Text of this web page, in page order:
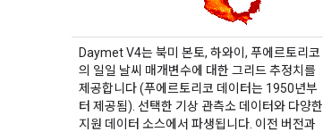
Daymet V4는 북미 본토, 하와이, 푸에르토리코
의 일일 날씨 매개변수에 대한 그리드 추정치를
제공합니다 (푸에르토리코 데이터는 1950년부
터 제공됨). 선택한 기상 관측소 데이터와 다양한
지원 데이터 소스에서 파생됩니다. 이전 버전과